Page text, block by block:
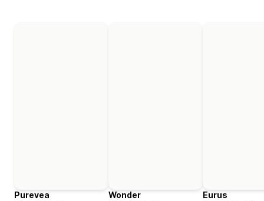
Purevea
Wonder
Eurus